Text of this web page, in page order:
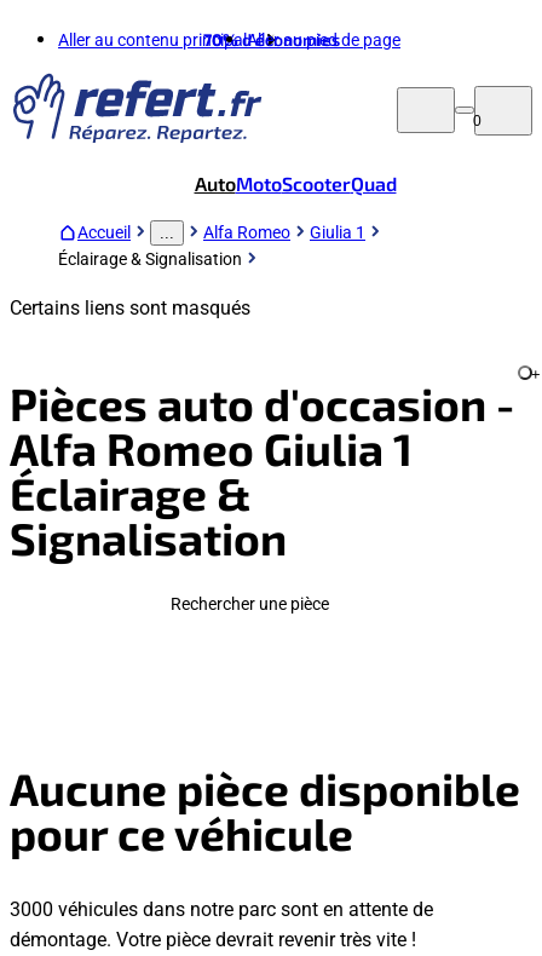
Aller au contenu principalAller au pied de page
70%d'économies
0
AutoMotoScooterQuad
Accueil Alfa Romeo
Giulia 1
Éclairage & Signalisation
Certains liens sont masqués
Pièces auto d'occasion -
Alfa Romeo Giulia 1
Éclairage &
Signalisation
+
Rechercher une pièce
Aucune pièce disponible
pour ce véhicule
3000 véhicules dans notre parc sont en attente de
démontage. Votre pièce devrait revenir très vite !